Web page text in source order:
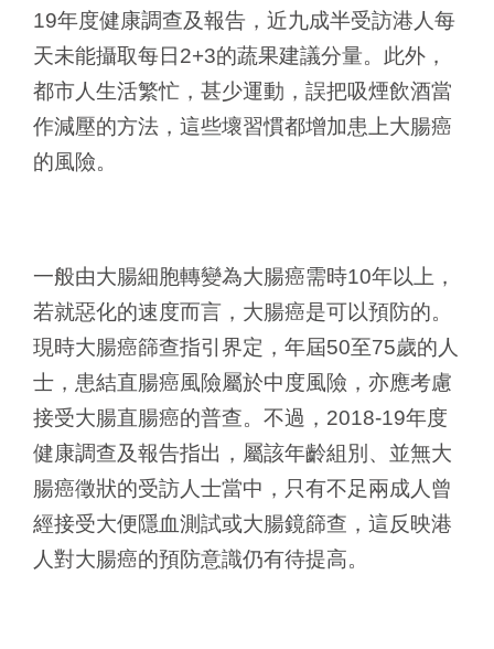
19年度健康調查及報告，近九成半受訪港人每
天未能攝取每日2+3的蔬果建議分量。此外，
都市人生活繁忙，甚少運動，誤把吸煙飲酒當
作減壓的方法，這些壞習慣都增加患上大腸癌
的風險。
一般由大腸細胞轉變為大腸癌需時10年以上，
若就惡化的速度而言，大腸癌是可以預防的。
現時大腸癌篩查指引界定，年屆50至75歲的人
士，患結直腸癌風險屬於中度風險，亦應考慮
接受大腸直腸癌的普查。不過，2018-19年度
健康調查及報告指出，屬該年齡組別、並無大
腸癌徵狀的受訪人士當中，只有不足兩成人曾
經接受大便隱血測試或大腸鏡篩查，這反映港
人對大腸癌的預防意識仍有待提高。